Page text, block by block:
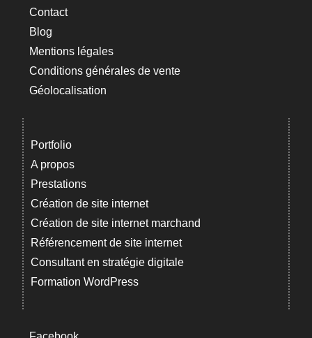
Contact
Blog
Mentions légales
Conditions générales de vente
Géolocalisation
Portfolio
A propos
Prestations
Création de site internet
Création de site internet marchand
Référencement de site internet
Consultant en stratégie digitale
Formation WordPress